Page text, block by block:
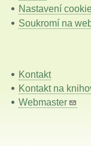
Nastavení
Soukromí na
Kontakt
Kontakt na
Webmaster